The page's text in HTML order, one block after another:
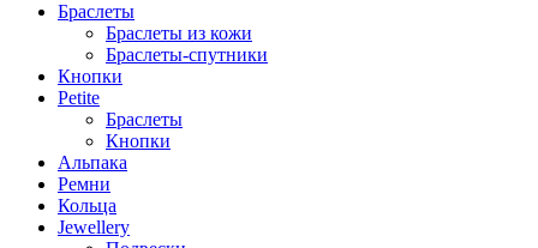
Браслеты
Браслеты из кожи
Браслеты-спутники
Кнопки
Petite
Браслеты
Кнопки
Альпака
Ремни
Кольца
Jewellery